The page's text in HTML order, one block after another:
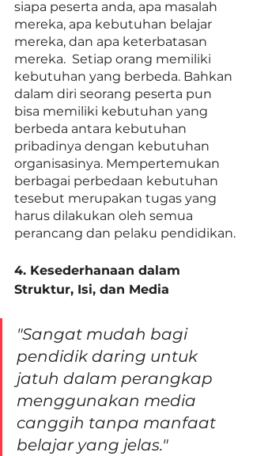
siapa peserta anda, apa masalah
mereka, apa kebutuhan belajar
mereka, dan apa keterbatasan
mereka.  Setiap orang memiliki
kebutuhan yang berbeda. Bahkan
dalam diri seorang peserta pun
bisa memiliki kebutuhan yang
berbeda antara kebutuhan
pribadinya dengan kebutuhan
organisasinya. Mempertemukan
berbagai perbedaan kebutuhan
tesebut merupakan tugas yang
harus dilakukan oleh semua
perancang dan pelaku pendidikan.
4. Kesederhanaan dalam
Struktur, Isi, dan Media
"Sangat mudah bagi
pendidik daring untuk
jatuh dalam perangkap
menggunakan media
canggih tanpa manfaat
belajar yang jelas."